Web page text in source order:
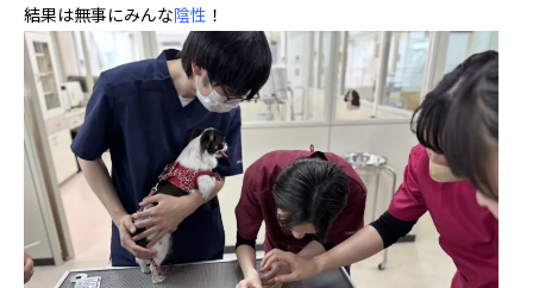
結果は無事にみんな陰性 ！